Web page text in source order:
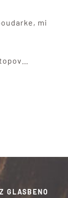
mi
GLASBENO